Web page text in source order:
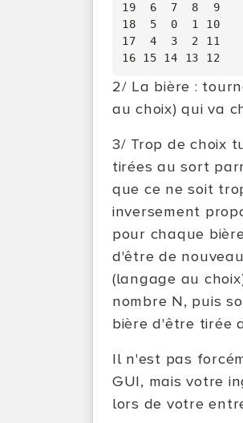
19  6  7  8  9
18  5  0  1 10
17  4  3  2 11
2/ La bière :
au choix) qui va
3/ Trop de choix
tirées au sort
que ce ne soit
inversement
pour chaque
d'être de
(langage au
nombre N, puis
bière d'être tirée
Il n'est pas
GUI, mais votre
lors de votre